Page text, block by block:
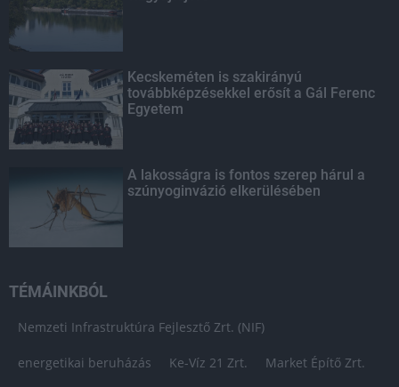
Kecskeméten is szakirányú
továbbképzésekkel erősít a Gál Ferenc
Egyetem
A lakosságra is fontos szerep hárul a
szúnyoginvázió elkerülésében
TÉMÁINKBÓL
Nemzeti Infrastruktúra Fejlesztő Zrt. (NIF)
energetikai beruházás Ke-Víz 21 Zrt. Market Építő Zrt.